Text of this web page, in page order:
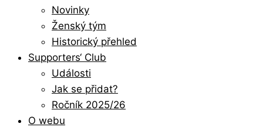
Novinky
Ženský tým
Historický přehled
Supporters‘ Club
Události
Jak se přidat?
Ročník 2025/26
O webu